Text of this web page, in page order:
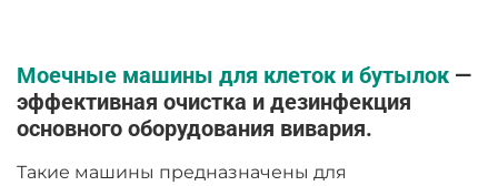
Моечные машины для клеток и бутылок —
эффективная очистка и дезинфекция
основного оборудования вивария.
Такие машины предназначены для